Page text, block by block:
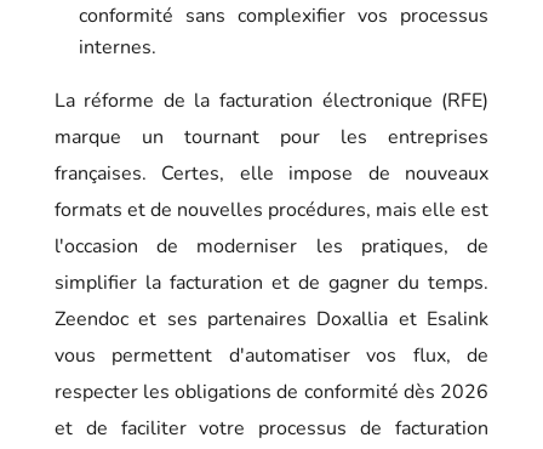
conformité sans complexifier vos processus
internes.
La réforme de la facturation électronique (RFE)
marque un tournant pour les entreprises
françaises. Certes, elle impose de nouveaux
formats et de nouvelles procédures, mais elle est
l'occasion de moderniser les pratiques, de
simplifier la facturation et de gagner du temps.
Zeendoc et ses partenaires Doxallia et Esalink
vous permettent d'automatiser vos flux, de
respecter les obligations de conformité dès 2026
et de faciliter votre processus de facturation